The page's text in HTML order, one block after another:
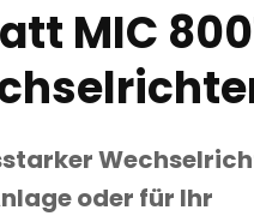
MIC
oder für Ihr